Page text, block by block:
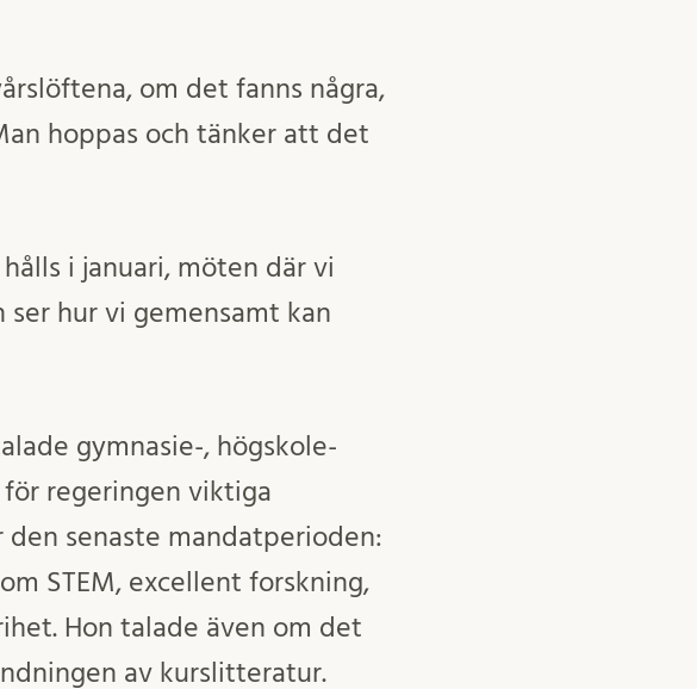
om det fanns några,
hoppas och tänker att det
i januari, möten där vi
hur vi gemensamt kan
gymnasie-, högskole-
regeringen viktiga
senaste mandatperioden:
STEM, excellent forskning,
Hon talade även om det
av kurslitteratur.